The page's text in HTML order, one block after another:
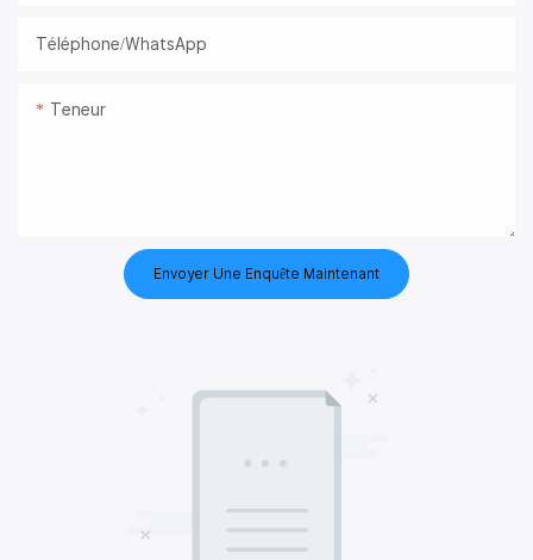
Téléphone/WhatsApp
Teneur
Envoyer Une Enquête Maintenant